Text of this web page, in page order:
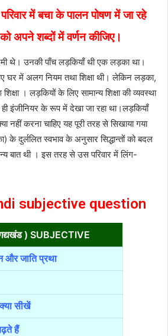
में बचा के पालन पोषण में जा रहे
अपने शब्दों में वर्णन कीजिए।
थे। उनकी पाँच लड़कियाँ थी एक लड़का था।
घर में अलग नियम तथा शिक्षा थी। लेकिन लड़का,
। लड़कियों के लिए सामान्य शिक्षा की व्यवस्था
इंजीनियर के रूप में देखा जा रहा था।लड़कियाँ
नहीं करना चाहिए यह पूरी तरह से सिखाया गया
दुर्ललित स्वभाव के अनुसार सिद्धान्तों को बदल
बात थी । इस तरह से उस परिवार में लिंग-
subjective question
) SUBJECTIVE
और जाति प्रथा
सीखें
हैं